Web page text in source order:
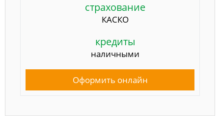
страхование
КАСКО
кредиты
наличными
Оформить онлайн